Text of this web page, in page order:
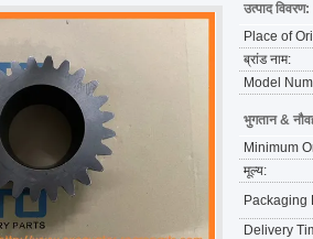
उत्पाद विवरण:
Place of
ब्रांड नाम:
Model
भुगतान &
Minimum
मूल्य:
Packaging
Delivery